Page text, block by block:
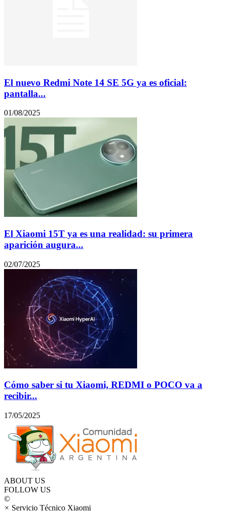
El nuevo Redmi Note 14 SE 5G ya es oficial:
pantalla...
01/08/2025
El Xiaomi 15T ya es una realidad: su primera
aparición augura...
02/07/2025
Cómo saber si tu Xiaomi, REDMI o POCO va a
recibir...
17/05/2025
ABOUT US
FOLLOW US
©
× Servicio Técnico Xiaomi